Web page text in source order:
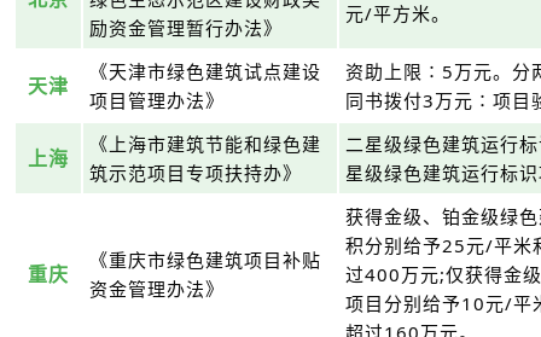
励资金管理暂行办法》
元/平方米。
天津
《天津市绿色建筑试点建设
项目管理办法》
资助上限∶5万元。分
同书拨付3万元∶项目
上海
《上海市建筑节能和绿色建
筑示范项目专项扶持办》
二星级绿色建筑运行
星级绿色建筑运行标
重庆
《重庆市绿色建筑项目补贴
资金管理办法》
获得金级、铂金级绿
积分别给予25元/平米
过400万元;仅获得金
项目分别给予10元/平
超过160万元。